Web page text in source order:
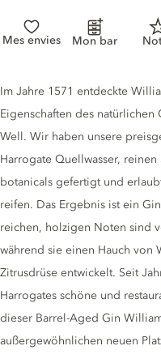
Mes envies Mon bar
Gin description
Im Jahre 1571 entdeckte
Eigenschaften des natürlichen
Well. Wir haben unsere
Harrogate Quellwasser,
botanicals gefertigt und
reifen. Das Ergebnis ist ein
reichen, holzigen Noten sind
während sie einen Hauch von
Zitrusdrüse entwickelt. Seit
Harrogates schöne und
dieser Barrel-Aged Gin
außergewöhnlichen neuen